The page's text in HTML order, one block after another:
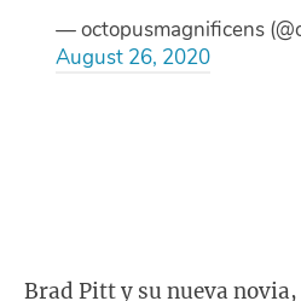
— octopusmagnificens
August 26, 2020
Brad Pitt y su nueva